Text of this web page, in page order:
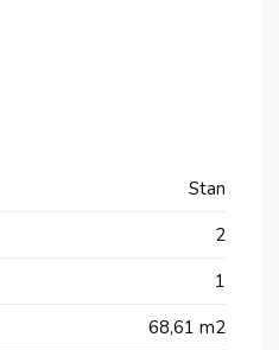
Stan
2
1
68,61 m2